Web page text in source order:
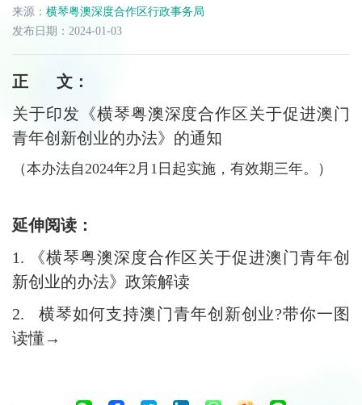
来源： 横琴粤澳深度合作区行政事务局
发布日期：2024-01-03
正 文：
关于印发《横琴粤澳深度合作区关于促进澳门
青年创新创业的办法》的通知
（本办法自2024年2月1日起实施，有效期三年。）
延伸阅读：
1.
《横琴粤澳深度合作区关于促进澳门青年创
新创业的办法》政策解读
2. 横琴如何支持澳门青年创新创业?带你一图
读懂→